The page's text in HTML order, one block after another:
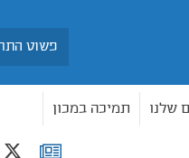
שלנו תמיכה במכון
רשימת